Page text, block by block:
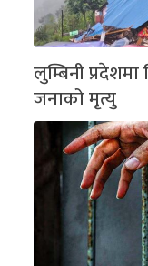
लुम्बिनी
जनाको मृत्यु